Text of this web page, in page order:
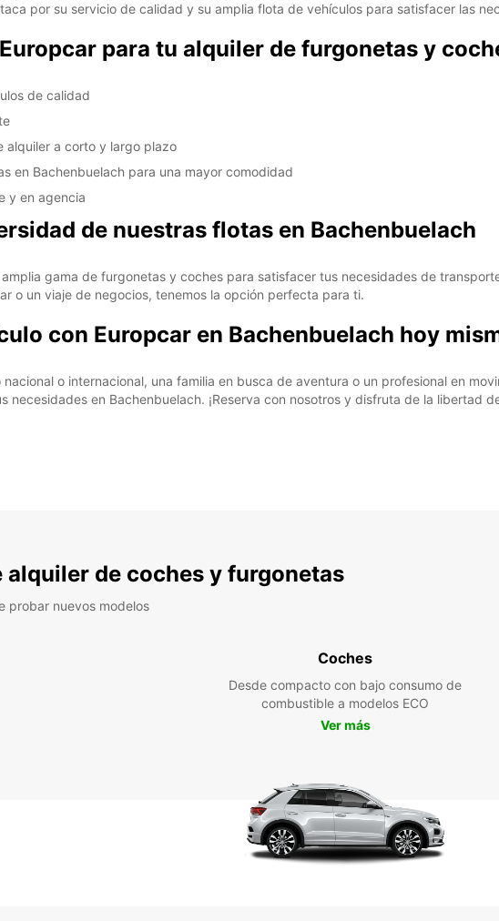
por su servicio de calidad y su amplia flota de vehículos para satisfacer las
para tu alquiler de furgonetas y
de calidad
alquiler a corto y largo plazo
en Bachenbuelach para una mayor comodidad
y en agencia
de nuestras flotas en Bachenbuelach
gama de furgonetas y coches para satisfacer tus necesidades de
o un viaje de negocios, tenemos la opción perfecta para ti.
con Europcar en Bachenbuelach hoy
o internacional, una familia en busca de aventura o un profesional en
necesidades en Bachenbuelach. ¡Reserva con nosotros y disfruta de la libertad
alquiler de coches y furgonetas
probar nuevos modelos
Coches
Desde compacto con bajo consumo de
combustible a modelos ECO
Ver más